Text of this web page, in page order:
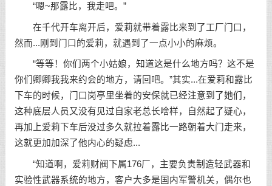
“嗯~那露比，我走吧。”
在千代开车离开后，爱莉就带着露比来到了工厂门口，
然而...刚到门口的爱莉，就遇到了一点小小的麻烦。
“等等！你们两个小姑娘，知道这是什么地方吗？这不是
你们卿卿我我来约会的地方，请回吧。”其实...在爱莉和露比
下车的时候，门口岗亭里坐着的安保就已经注意到了她们，
这种底层人员又没有见过自家老总长啥样，自然起了疑心，
再加上爱莉下车后没过多久就拉着露比一路朝着大门走来，
这就更加加深了他内心的疑虑...
“知道啊，爱莉财阀下属176厂，主要负责制造轻武器和
实验性武器系统的地方，客户大多是国内军警机关，偶尔也